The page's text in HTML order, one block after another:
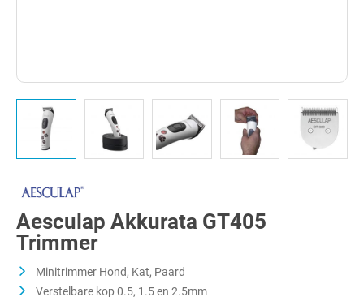
Aesculap Akkurata GT405
Trimmer
Minitrimmer Hond, Kat, Paard
Verstelbare kop 0.5, 1.5 en 2.5mm